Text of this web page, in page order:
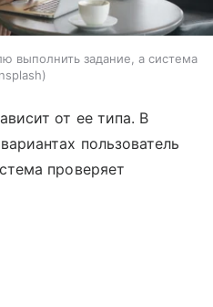
выполнить задание, а система
от ее типа. В
пользователь
проверяет